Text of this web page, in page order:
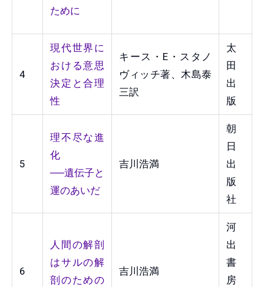
ために
4
現代世界に
おける意思
決定と合理
性
キース・E・スタノ
ヴィッチ著、木島泰
三訳
太
田
出
版
5
理不尽な進
化
──遺伝子と
運のあいだ
吉川浩満
朝
日
出
版
社
6
人間の解剖
はサルの解
剖のための
吉川浩満
河
出
書
房